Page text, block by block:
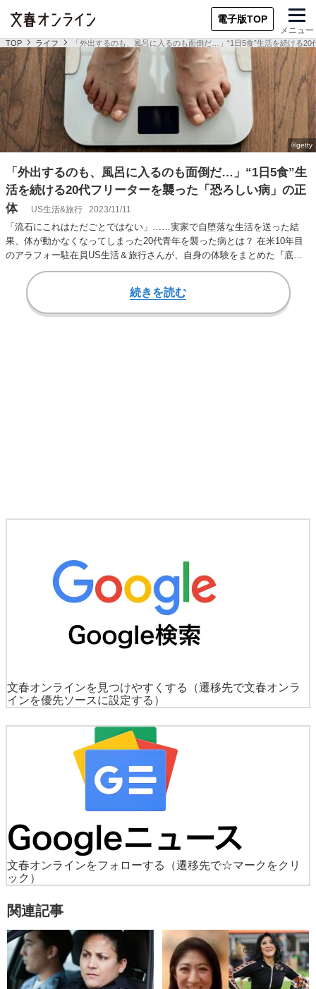
電子版TOP
メニュー
TOP ライフ 「外出するのも、風呂に入るのも面倒だ…」“1日5食”生活を続ける
「外出するのも、風呂に入るのも面倒だ…」“1日5食”生
活を続ける20代フリーターを襲った「恐ろしい病」の正
体
US生活&旅行 2023/11/11
「流石にこれはただごとではない」……実家で自堕落な生活を送った結
果、体が動かなくなってしまった20代青年を襲った病とは？ 在米10年目
のアラフォー駐在員US生活＆旅行さんが、自身の体験をまとめた『底辺
駐在員がアメリカ…
続きを読む
文春オンラインを見つけやすくする
（遷移先で文春オンラ
インを優先ソースに設定する）
文春オンラインをフォローする
（遷移先で☆マークをクリ
ック）
関連記事